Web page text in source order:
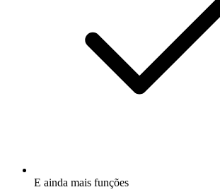
E ainda mais funções